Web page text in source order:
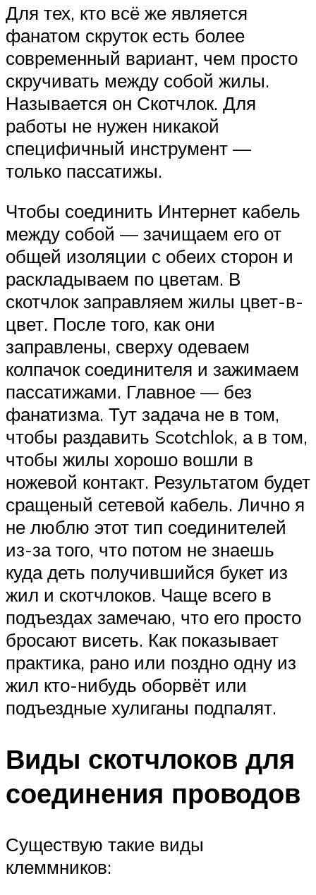
Для тех, кто всё же является
фанатом скруток есть более
современный вариант, чем просто
скручивать между собой жилы.
Называется он Скотчлок. Для
работы не нужен никакой
специфичный инструмент —
только пассатижы.
Чтобы соединить Интернет кабель
между собой — зачищаем его от
общей изоляции с обеих сторон и
раскладываем по цветам. В
скотчлок заправляем жилы цвет-в-
цвет. После того, как они
заправлены, сверху одеваем
колпачок соединителя и зажимаем
пассатижами. Главное — без
фанатизма. Тут задача не в том,
чтобы раздавить Scotchlok, а в том,
чтобы жилы хорошо вошли в
ножевой контакт. Результатом будет
сращеный сетевой кабель. Лично я
не люблю этот тип соединителей
из-за того, что потом не знаешь
куда деть получившийся букет из
жил и скотчлоков. Чаще всего в
подъездах замечаю, что его просто
бросают висеть. Как показывает
практика, рано или поздно одну из
жил кто-нибудь оборвёт или
подъездные хулиганы подпалят.
Виды скотчлоков для
соединения проводов
Существую такие виды
клеммников: